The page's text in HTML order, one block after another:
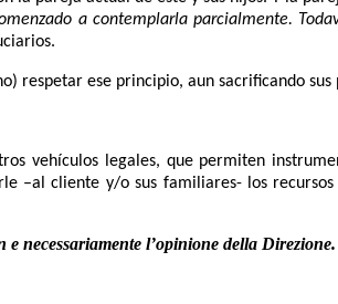
a contemplarla parcialmente.
respetar ese principio, aun sacrificando sus
vehículos legales, que permiten
–al cliente y/o sus familiares- los
necessariamente l’opinione della Direzione.